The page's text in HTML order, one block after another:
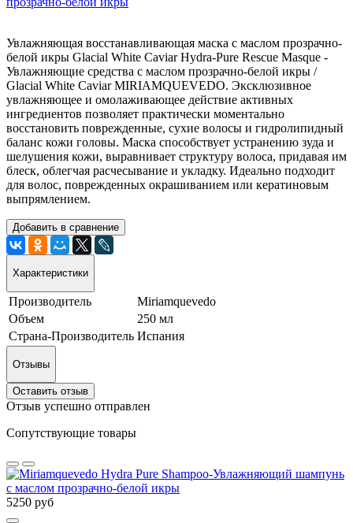
Увлажняющая восстанавливающая маска с маслом прозрачно-
белой икры Glacial White Caviar Hydra-Pure Rescue Masque -
Увлажняющие средства с маслом прозрачно-белой икры /
Glacial White Caviar MIRIAMQUEVEDO. Эксклюзивное
увлажняющее и омолаживающее действие активных
ингредиентов позволяет практически моментально
восстановить поврежденные, сухие волосы и гидролипидный
баланс кожи головы. Маска способствует устранению зуда и
шелушения кожи, выравнивает структуру волоса, придавая им
блеск, облегчая расчесывание и укладку. Идеально подходит
для волос, поврежденных окрашиванием или кератиновым
выпрямлением.
Добавить в сравнение
Характеристики
Производитель
Miriamquevedo
Объем
250 мл
Страна-Производитель Испания
Отзывы
Оставить отзыв
Отзыв успешно отправлен
Сопутствующие товары
5250 руб